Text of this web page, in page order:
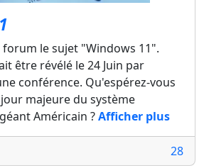
le sujet "Windows 11".
être révélé le 24 Juin par
conférence. Qu'espérez-vous
majeure du système
Américain ?Afficher plus
28